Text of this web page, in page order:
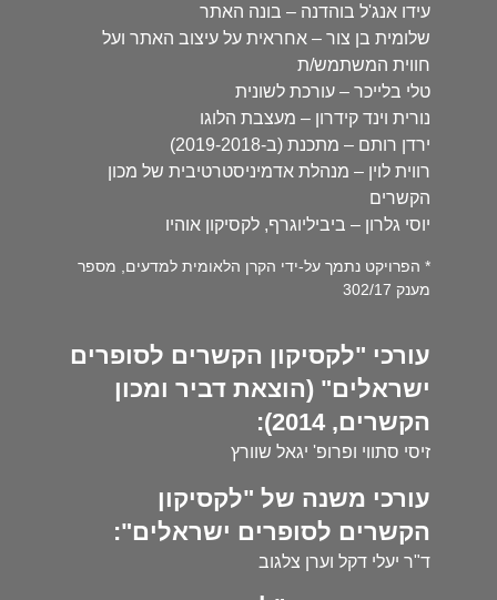
עידו אנג'ל בוהדנה – בונה האתר
שלומית בן צור – אחראית על עיצוב האתר ועל
חווית המשתמש/ת
טלי בלייכר – עורכת לשונית
נורית וינד קידרון – מעצבת הלוגו
ירדן רותם – מתכנת (ב-2019-2018)
רווית לוין – מנהלת אדמיניסטרטיבית של מכון
הקשרים
יוסי גלרון – ביביליוגרף, לקסיקון אוהיו
* הפרויקט נתמך על-ידי הקרן הלאומית למדעים, מספר
מענק 302/17
עורכי "לקסיקון הקשרים לסופרים
ישראלים" (הוצאת דביר ומכון
הקשרים, 2014):
זיסי סתווי ופרופ' יגאל שוורץ
עורכי משנה של "לקסיקון
הקשרים לסופרים ישראלים":
ד"ר יעלי דקל וערן צלגוב